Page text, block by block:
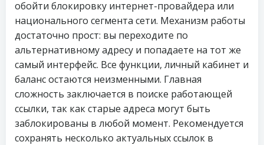
обойти блокировку интернет-провайдера или
национального сегмента сети. Механизм работы
достаточно прост: вы переходите по
альтернативному адресу и попадаете на тот же
самый интерфейс. Все функции, личный кабинет и
баланс остаются неизменными. Главная
сложность заключается в поиске работающей
ссылки, так как старые адреса могут быть
заблокированы в любой момент. Рекомендуется
сохранять несколько актуальных ссылок в